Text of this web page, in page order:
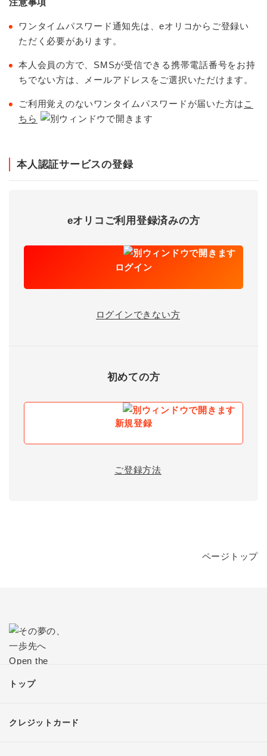
ワンタイムパスワード通知先は、eオリコからご登録い
ただく必要があります。
本人会員の方で、SMSが受信できる携帯電話番号をお持
ちでない方は、メールアドレスをご選択いただけます。
ご利用覚えのないワンタイムパスワードが届いた方は こ
ちら
本人認証サービスの登録
eオリコご利用登録済みの方
ログイン
ログインできない方
初めての方
新規登録
ご登録方法
ページトップ
トップ
クレジットカード